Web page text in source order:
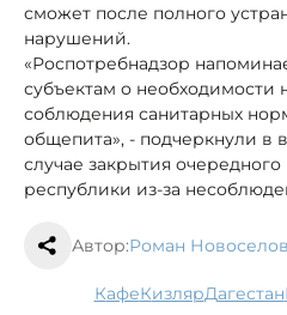
сможет после полного
нарушений.
«Роспотребнадзор
субъектам о необходимости
соблюдения санитарных
общепита», - подчеркнули в
случае закрытия
республики из-за
Автор:Роман Новоселов
кафе Кизляр Дагестан